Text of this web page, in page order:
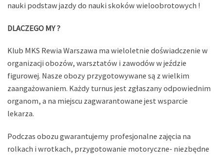
nauki podstaw jazdy do nauki skoków wieloobrotowych !
DLACZEGO MY ?
Klub MKS Rewia Warszawa ma wieloletnie doświadczenie w
organizacji obozów, warsztatów i zawodów w jeździe
figurowej. Nasze obozy przygotowywane są z wielkim
zaangażowaniem. Każdy turnus jest zgłaszany odpowiednim
organom, a na miejscu zagwarantowane jest wsparcie
lekarza.
Podczas obozu gwarantujemy profesjonalne zajęcia na
rolkach i wrotkach, przygotowanie motoryczne- niezbędne